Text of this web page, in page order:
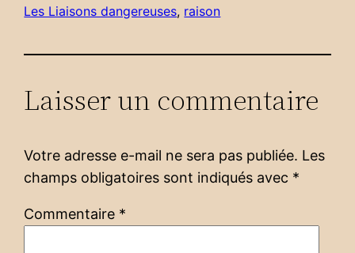
Les Liaisons dangereuses, raison
Laisser un commentaire
Votre adresse e-mail ne sera pas publiée. Les
champs obligatoires sont indiqués avec *
Commentaire *